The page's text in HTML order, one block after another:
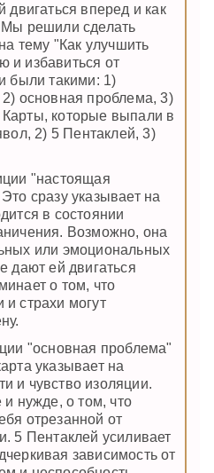
двигаться вперед и как
Мы решили сделать
тему "Как улучшить
и избавиться от
были такими: 1)
основная проблема, 3)
которые выпали в
2) 5 Пентаклей, 3)
"настоящая
сразу указывает на
в состоянии
Возможно, она
или эмоциональных
дают ей двигаться
о том, что
и страхи могут
"основная проблема"
указывает на
и чувство изоляции.
и нужде, о том, что
отрезанной от
5 Пентаклей усиливает
зависимость от